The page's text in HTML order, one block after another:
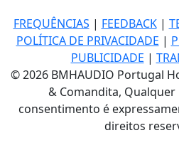
FREQUÊNCIAS | FEEDBACK|
POLÍTICA DE PRIVACIDADE |
PUBLICIDADE |
© 2026 BMHAUDIO Portugal
& Comandita,
consentimento é
direitos